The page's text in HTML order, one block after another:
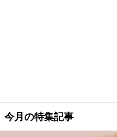
今月の特集記事